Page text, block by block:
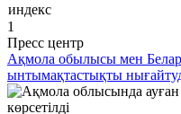
индекс
1
Пресс центр
Ақмола обылысы мен
ынтымақтастықты